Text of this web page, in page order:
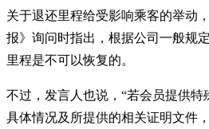
关于退还里程给受影响乘客的举动
报》询问时指出，根据公司一般规
里程是不可以恢复的。
不过，发言人也说，“若会员提供
具体情况及所提供的相关证明文件